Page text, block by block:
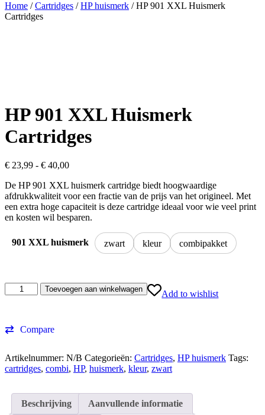
Home /Cartridges /HP huismerk / HP 901 XXL Huismerk
Cartridges
HP 901 XXL Huismerk
Cartridges
€ 23,99 - € 40,00Prijsklasse:
tot
€ 40,00
De HP 901 XXL huismerk cartridge biedt hoogwaardige
afdrukkwaliteit voor een fractie van de prijs van het origineel. Met
een extra hoge capaciteit is deze cartridge ideaal voor wie veel print
en kosten wil besparen.
901 XXL huismerk zwart kleur combipakket
901
Cartridges
Toevoegen aan winkelwagen Add to wishlist
Compare
Artikelnummer: N/B Categorieën: Cartridges, HP huismerk Tags:
cartridges, combi, HP, huismerk, kleur, zwart
Beschrijving Aanvullende informatie